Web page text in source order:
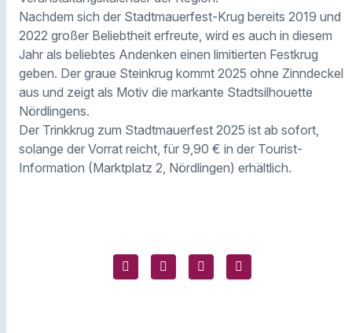
Nachdem sich der Stadtmauerfest-Krug bereits 2019 und
2022 großer Beliebtheit erfreute, wird es auch in diesem
Jahr als beliebtes Andenken einen limitierten Festkrug
geben. Der graue Steinkrug kommt 2025 ohne Zinndeckel
aus und zeigt als Motiv die markante Stadtsilhouette
Nördlingens.
Der Trinkkrug zum Stadtmauerfest 2025 ist ab sofort,
solange der Vorrat reicht, für 9,90 € in der Tourist-
Information (Marktplatz 2, Nördlingen) erhältlich.